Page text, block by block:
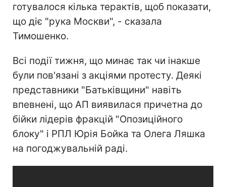
готувалося кілька терактів, щоб показати,
що діє "рука Москви", - сказала
Тимошенко.
Всі події тижня, що минає так чи інакше
були пов'язані з акціями протесту. Деякі
представники "Батьківщини" навіть
впевнені, що АП виявилася причетна до
бійки лідерів фракцій "Опозиційного
блоку" і РПЛ Юрія Бойка та Олега Ляшка
на погоджувальній раді.